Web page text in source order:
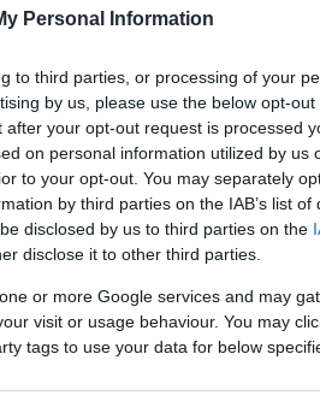
Personal Information
to third parties, or processing of your
by us, please use the below opt-out
your opt-out request is processed
on personal information utilized by us
to your opt-out. You may separately
by third parties on the IAB’s list of
disclosed by us to third parties on the
disclose it to other third parties.
or more Google services and may
visit or usage behaviour. You may
tags to use your data for below